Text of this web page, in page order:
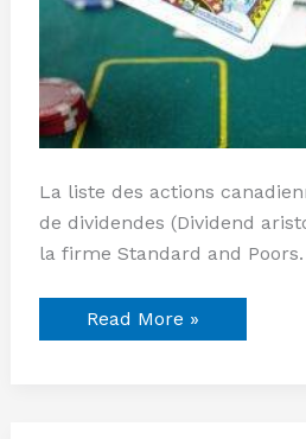
La liste des actions
de dividendes (Dividend
la firme Standard and Poors.
Read More »